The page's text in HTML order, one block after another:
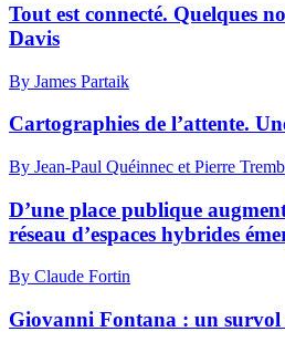
Tout est connecté. Quelques
Davis
By James Partaik
Cartographies de l’attente.
By Jean-Paul Quéinnec et Pierre
D’une place publique
réseau d’espaces hybrides
By Claude Fortin
Giovanni Fontana : un